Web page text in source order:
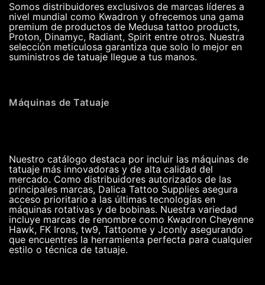
Somos distribuidores exclusivos de marcas líderes a
nivel mundial como Kwadron y ofrecemos una gama
premium de productos de Medusa tattoo products,
Proton, Dinamyc, Radiant, Spirit entre otros. Nuestra
selección meticulosa garantiza que solo lo mejor en
suministros de tatuaje llegue a tus manos.
Máquinas de Tatuaje
Nuestro catálogo destaca por incluir las máquinas de
tatuaje más innovadoras y de alta calidad del
mercado. Como distribuidores autorizados de las
principales marcas, Dalica Tattoo Supplies asegura
acceso prioritario a las últimas tecnologías en
máquinas rotativas y de bobinas. Nuestra variedad
incluye marcas de renombre como Kwadron Cheyenne
Hawk, FK Irons, tw9, Tattoome y Jconly asegurando
que encuentres la herramienta perfecta para cualquier
estilo o técnica de tatuaje.